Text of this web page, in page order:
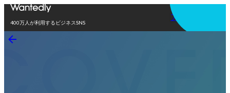
400万人が利用するビジネスSNS
アプリを使う